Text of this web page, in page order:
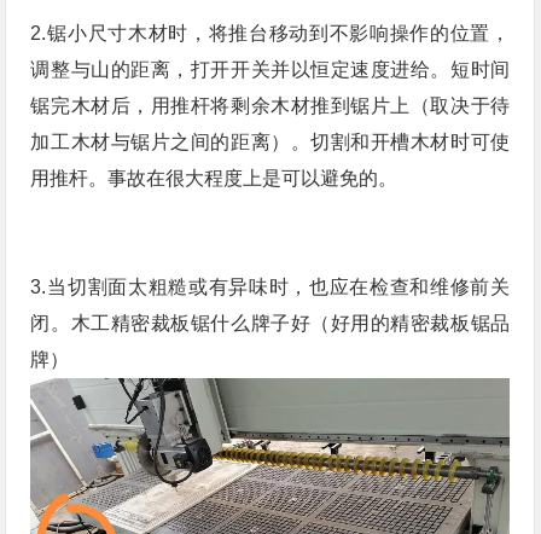
2.锯小尺寸木材时，将推台移动到不影响操作的位置，
调整与山的距离，打开开关并以恒定速度进给。短时间
锯完木材后，用推杆将剩余木材推到锯片上（取决于待
加工木材与锯片之间的距离）。切割和开槽木材时可使
用推杆。事故在很大程度上是可以避免的。
3.当切割面太粗糙或有异味时，也应在检查和维修前关
闭。木工精密裁板锯什么牌子好（好用的精密裁板锯品
牌）